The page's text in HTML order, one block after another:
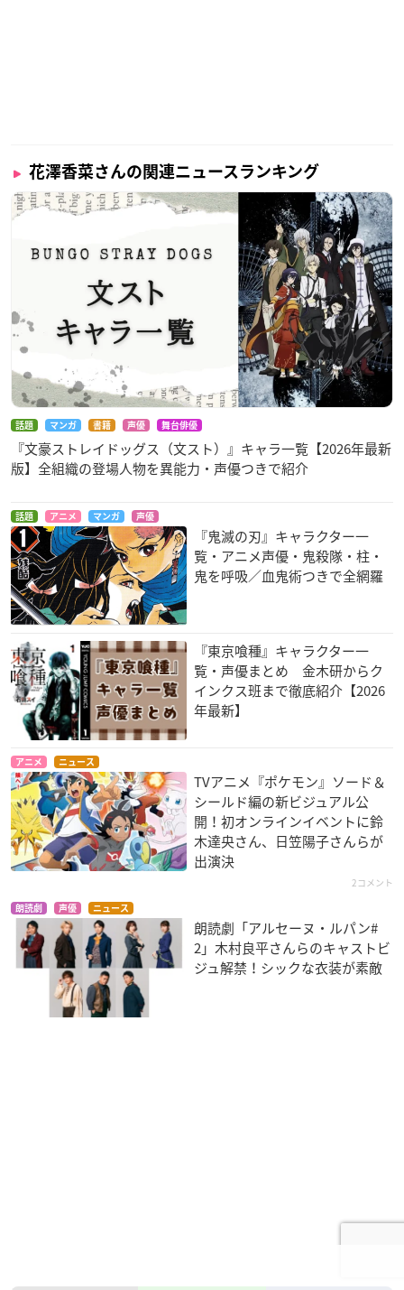
花澤香菜さんの関連ニュースランキング
話題 マンガ 書籍 声優 舞台俳優
『文豪ストレイドッグス（文スト）』キャラ一覧【2026年最新
版】全組織の登場人物を異能力・声優つきで紹介
話題 アニメ マンガ 声優
『鬼滅の刃』キャラクター一
覧・アニメ声優・鬼殺隊・柱・
鬼を呼吸／血鬼術つきで全網羅
『東京喰種』キャラクター一
覧・声優まとめ 金木研からク
インクス班まで徹底紹介【2026
年最新】
アニメ ニュース
TVアニメ『ポケモン』ソード＆
シールド編の新ビジュアル公
開！初オンラインイベントに鈴
木達央さん、日笠陽子さんらが
出演決
2コメント
朗読劇 声優 ニュース
朗読劇「アルセーヌ・ルパン#
2」木村良平さんらのキャストビ
ジュ解禁！シックな衣装が素敵